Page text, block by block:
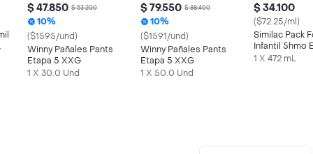
$ 47.850 $ 53.200
10%
($1595/und)
Winny Pañales Pants
Etapa 5 XXG
1 X 30.0 Und
$ 79.550 $ 88.400
10%
($1591/und)
Winny Pañales Pants
Etapa 5 XXG
1 X 50.0 Und
$ 34.100
($72.25/ml)
Similac Pack
Infantil 5hmo
1 X 472 mL